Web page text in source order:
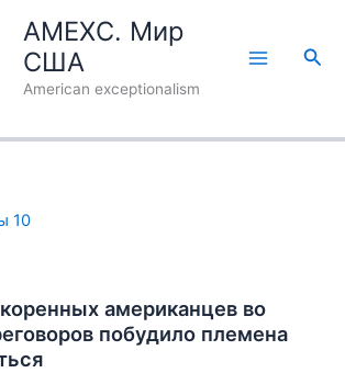
AMEXC. Мир
США
American exceptionalism
американцев во
побудило племена